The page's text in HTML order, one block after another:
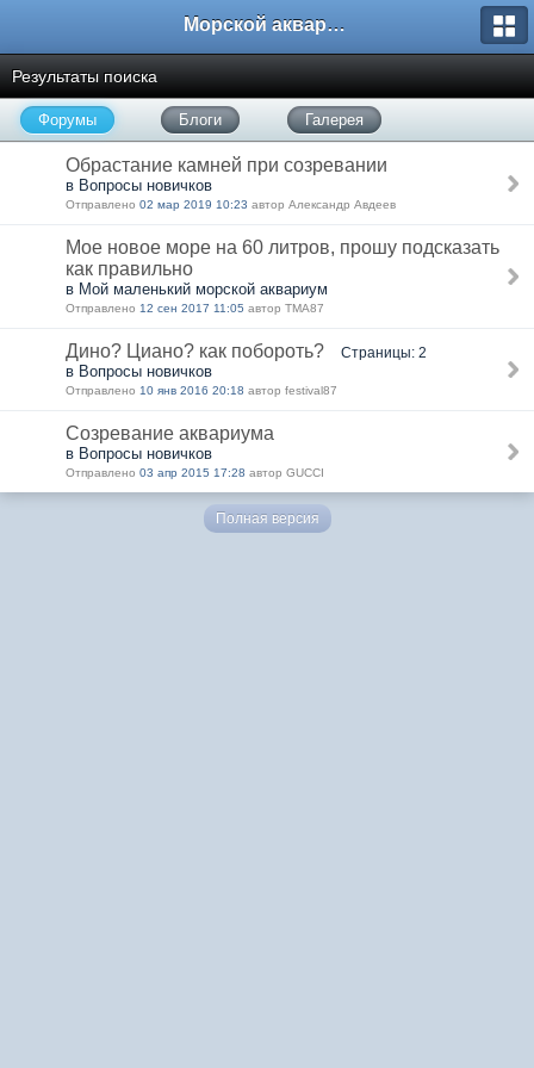
Морской аквариум. Форумы ReefCentral.ru
Результаты поиска
Форумы Блоги Галерея
Обрастание камней при созревании
в Вопросы новичков
Отправлено 02 мар 2019 10:23 автор Александр Авдеев
Мое новое море на 60 литров, прошу подсказать
как правильно
в Мой маленький морской аквариум
Отправлено 12 сен 2017 11:05 автор TMA87
Дино? Циано? как побороть? Страницы: 2
в Вопросы новичков
Отправлено 10 янв 2016 20:18 автор festival87
Созревание аквариума
в Вопросы новичков
Отправлено 03 апр 2015 17:28 автор GUCCI
Полная версия